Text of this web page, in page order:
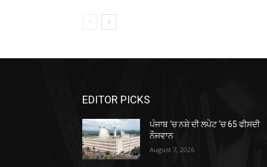
EDITOR PICKS
ਪੰਜਾਬ ‘ਚ ਨਸ਼ੇ ਦੀ ਲਪੇਟ ‘ਚ 65 ਫੀਸਦੀ
ਨੌਜਵਾਨ
August 7, 2026